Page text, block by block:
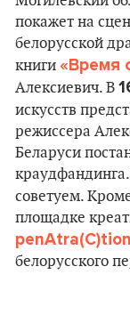
покажет на
белорусской
книги «Время
Алексиевич. В
искусств
режиссера
Беларуси
советуем.
площадке
penAtra(C)tion
белорусского